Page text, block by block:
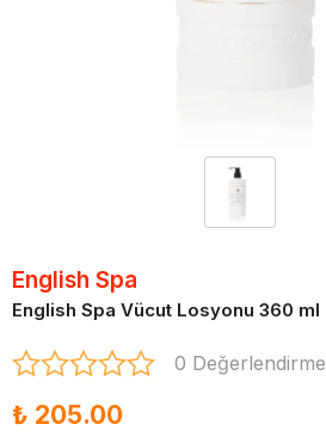
English Spa
English Spa Vücut Losyonu 360 ml
0 Değerlendirme
₺ 205.00